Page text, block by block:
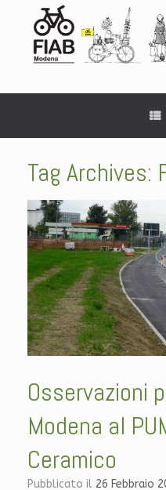
Tag Archives:
Osservazioni
Modena al
Ceramico
Pubblicato il 26 Febbraio